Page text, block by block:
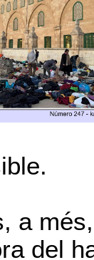
a
del